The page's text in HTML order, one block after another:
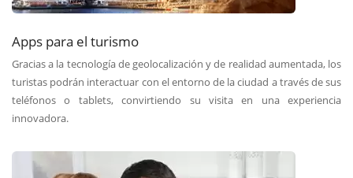
Apps para el turismo
Gracias a la tecnología de geolocalización y de realidad aumentada, los
turistas podrán interactuar con el entorno de la ciudad a través de sus
teléfonos o tablets, convirtiendo su visita en una experiencia
innovadora.